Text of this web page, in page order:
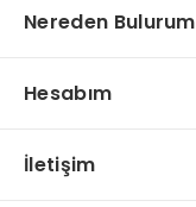
Nereden Bulurum
Hesabım
İletişim